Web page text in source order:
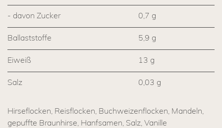
- davon Zucker 0,7 g
Ballaststoffe 5,9 g
Eiweiß 13 g
Salz 0,03 g
Hirseflocken, Reisflocken, Buchweizenflocken, Mandeln,
gepuffte Braunhirse, Hanfsamen, Salz, Vanille